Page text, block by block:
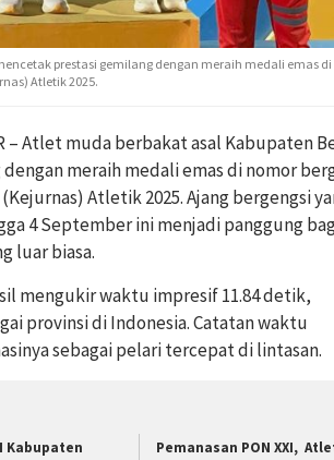
prestasi gemilang dengan meraih medali emas
Atletik 2025.
– Atlet muda berbakat asal Kabupaten
meraih medali emas di nomor
Atletik 2025. Ajang bergengsi
4 September ini menjadi panggung
luar biasa.
mengukir waktu impresif 11.84 detik,
provinsi di Indonesia. Catatan waktu
sebagai pelari tercepat di lintasan.
Kabupaten
Pemanasan PON XXI,